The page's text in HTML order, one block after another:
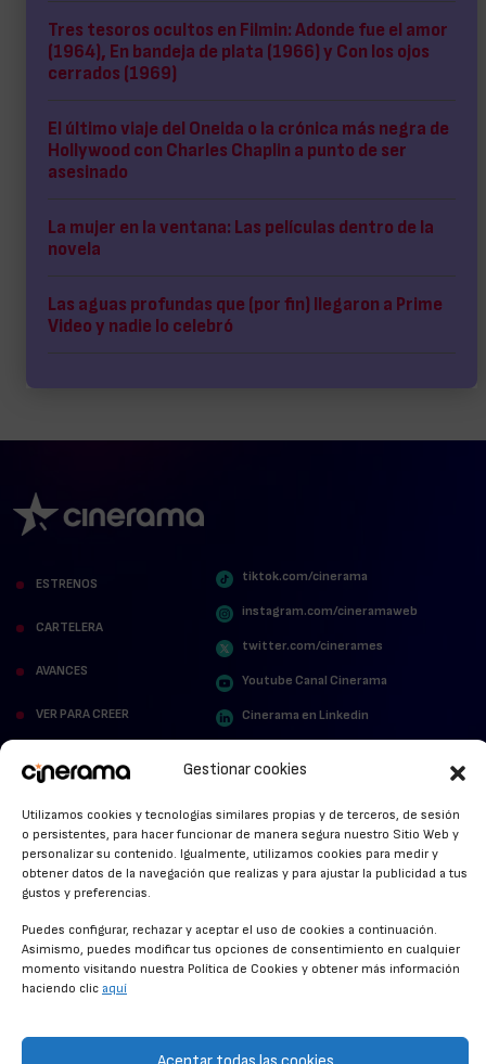
Gestionar cookies
Utilizamos cookies y tecnologías similares propias y de terceros, de sesión
o persistentes, para hacer funcionar de manera segura nuestro Sitio Web y
personalizar su contenido. Igualmente, utilizamos cookies para medir y
obtener datos de la navegación que realizas y para ajustar la publicidad a tus
gustos y preferencias.
Puedes configurar, rechazar y aceptar el uso de cookies a continuación.
Asimismo, puedes modificar tus opciones de consentimiento en cualquier
momento visitando nuestra Política de Cookies y obtener más información
haciendo clic aquí
Aceptar todas las cookies
Tres tesoros ocultos en Filmin: Adonde fue el amor
(1964), En bandeja de plata (1966) y Con los ojos
cerrados (1969)
El último viaje del Oneida o la crónica más negra de
Hollywood con Charles Chaplin a punto de ser
asesinado
La mujer en la ventana: Las películas dentro de la
novela
Las aguas profundas que (por fin) llegaron a Prime
Video y nadie lo celebró
ESTRENOS
CARTELERA
AVANCES
VER PARA CREER
ALFOMBRA ROJA
ANUNCIOS DE CINE
tiktok.com/cinerama
instagram.com/cineramaweb
twitter.com/cinerames
Youtube Canal Cinerama
Cinerama en Linkedin
POLÍTICA DE PRIVACIDAD